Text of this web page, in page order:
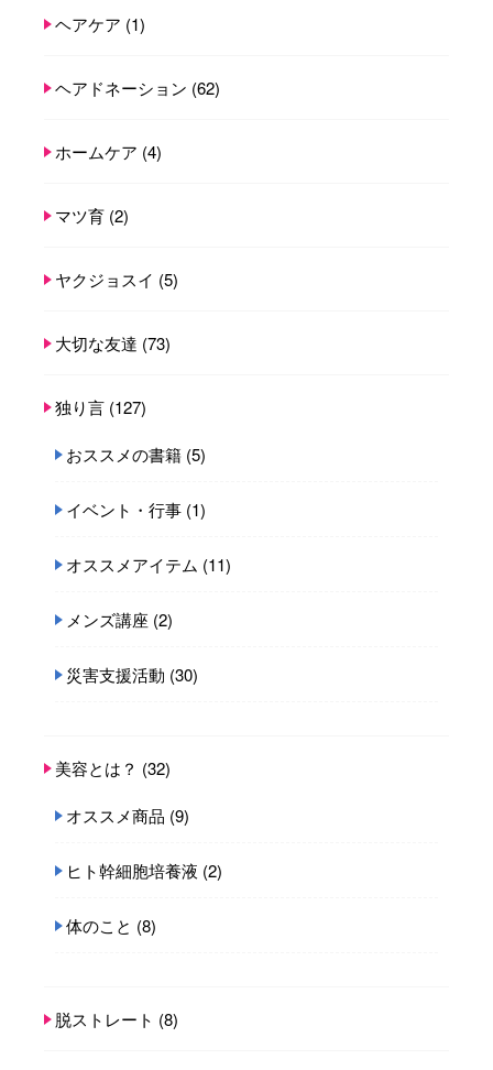
ヘアケア (1)
ヘアドネーション (62)
ホームケア (4)
マツ育 (2)
ヤクジョスイ (5)
大切な友達 (73)
独り言 (127)
おススメの書籍 (5)
イベント・行事 (1)
オススメアイテム (11)
メンズ講座 (2)
災害支援活動 (30)
美容とは？ (32)
オススメ商品 (9)
ヒト幹細胞培養液 (2)
体のこと (8)
脱ストレート (8)